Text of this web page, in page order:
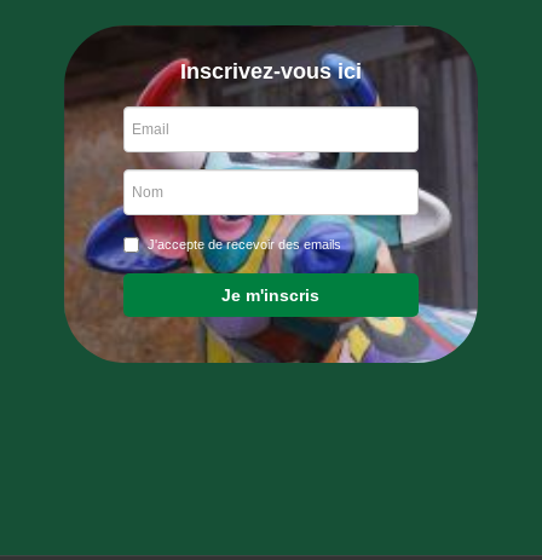
Inscrivez-vous ici
J'accepte de recevoir des emails
Je m'inscris